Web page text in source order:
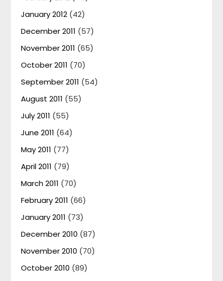
January 2012 (42)
December 2011 (57)
November 2011 (65)
October 2011 (70)
September 2011 (54)
August 2011 (55)
July 2011 (55)
June 2011 (64)
May 2011 (77)
April 2011 (79)
March 2011 (70)
February 2011 (66)
January 2011 (73)
December 2010 (87)
November 2010 (70)
October 2010 (89)